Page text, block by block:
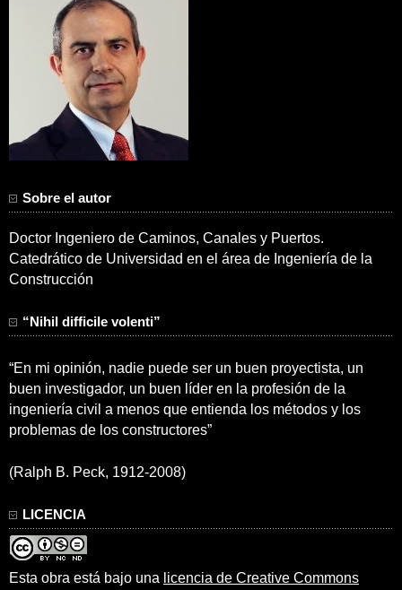
Sobre el autor
Doctor Ingeniero de Caminos, Canales y Puertos.
Catedrático de Universidad en el área de Ingeniería de la
Construcción
“Nihil difficile volenti”
“En mi opinión, nadie puede ser un buen proyectista, un
buen investigador, un buen líder en la profesión de la
ingeniería civil a menos que entienda los métodos y los
problemas de los constructores”
(Ralph B. Peck, 1912-2008)
LICENCIA
Esta obra está bajo una licencia de Creative Commons